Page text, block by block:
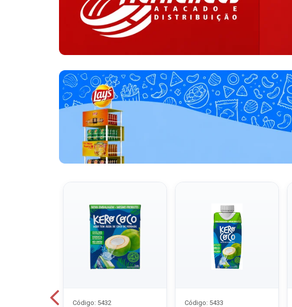
Código: 5432 Código: 5433